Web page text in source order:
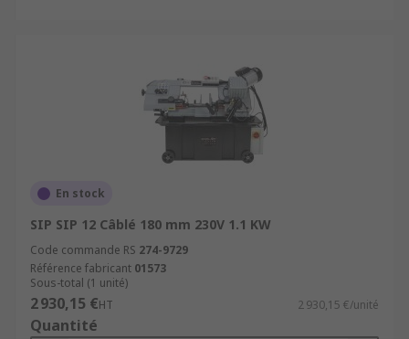
En stock
SIP SIP 12 Câblé 180 mm 230V 1.1 KW
Code commande RS 274-9729
Référence fabricant 01573
Sous-total (1 unité)
2 930,15 €HT 2 930,15 €/unité
Quantité